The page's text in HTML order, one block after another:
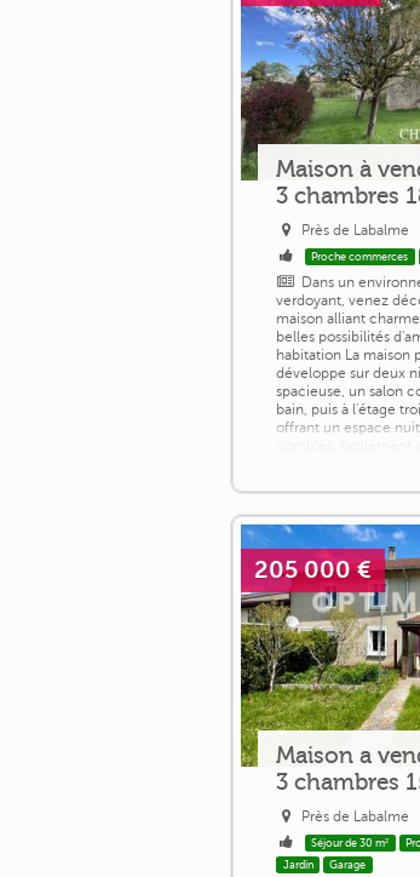
Maison à
3 chambres
Près de Labalme
Proche commerces
Dans un
verdoyant, venez
maison alliant
belles possibilités
habitation La maison
développe sur deux
spacieuse, un salon
bain, puis à l'étage
offrant un espace
205 000 €
Maison a
3 chambres
Près de Labalme
Séjour de 30 m²
Jardin
Garage